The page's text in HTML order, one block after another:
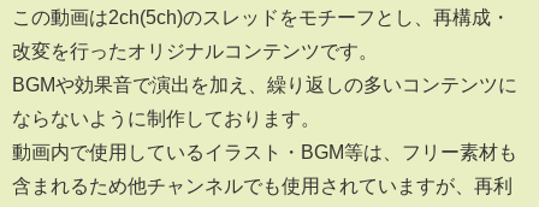
この動画は2ch(5ch)のスレッドをモチーフとし、再構成・
改変を行ったオリジナルコンテンツです。
BGMや効果音で演出を加え、繰り返しの多いコンテンツに
ならないように制作しております。
動画内で使用しているイラスト・BGM等は、フリー素材も
含まれるため他チャンネルでも使用されていますが、再利